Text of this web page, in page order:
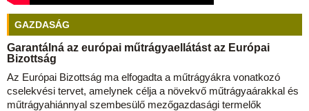
GAZDASÁG
Garantálná az európai műtrágyaellátást az Európai
Bizottság
Az Európai Bizottság ma elfogadta a műtrágyákra vonatkozó
cselekvési tervet, amelynek célja a növekvő műtrágyaárakkal és
műtrágyahiánnyal szembesülő mezőgazdasági termelők